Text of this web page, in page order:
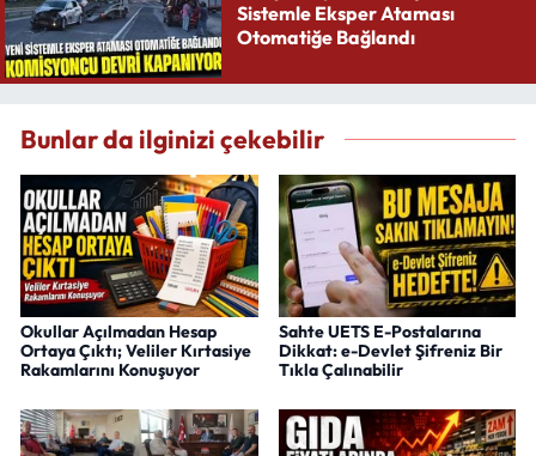
Sistemle Eksper Ataması
Otomatiğe Bağlandı
Bunlar da ilginizi çekebilir
Okullar Açılmadan Hesap
Ortaya Çıktı; Veliler Kırtasiye
Rakamlarını Konuşuyor
Sahte UETS E-Postalarına
Dikkat: e-Devlet Şifreniz Bir
Tıkla Çalınabilir